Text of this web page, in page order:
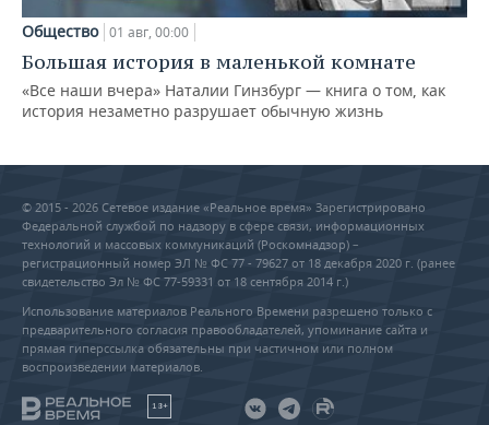
Общество 01 авг, 00:00
Большая история в маленькой комнате
«Все наши вчера» Наталии Гинзбург — книга о том, как
история незаметно разрушает обычную жизнь
© 2015 - 2026 Сетевое издание «Реальное время» Зарегистрировано
Федеральной службой по надзору в сфере связи, информационных
технологий и массовых коммуникаций (Роскомнадзор) –
регистрационный номер ЭЛ № ФС 77 - 79627 от 18 декабря 2020 г. (ранее
свидетельство Эл № ФС 77-59331 от 18 сентября 2014 г.)
Использование материалов Реального Времени разрешено только с
предварительного согласия правообладателей, упоминание сайта и
прямая гиперссылка обязательны при частичном или полном
воспроизведении материалов.
18+